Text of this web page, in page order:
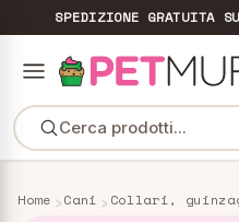
SPEDIZIONE GRATUITA
Cerca prodotti...
Home Cani Collari,